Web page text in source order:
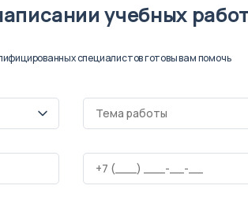
учебных
специалистов готовы вам помочь